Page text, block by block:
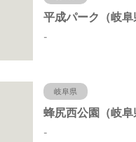
-
岐阜県
-